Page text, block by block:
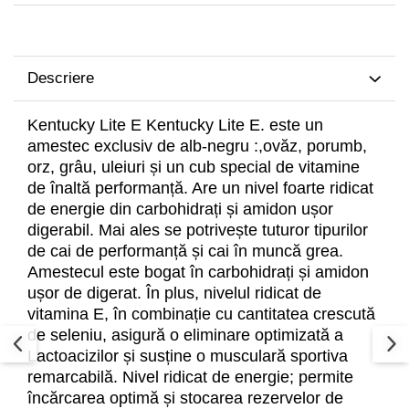
Descriere
Kentucky Lite E Kentucky Lite E. este un
amestec exclusiv de alb-negru :,ovăz, porumb,
orz, grâu, uleiuri și un cub special de vitamine
de înaltă performanță. Are un nivel foarte ridicat
de energie din carbohidrați și amidon ușor
digerabil. Mai ales se potrivește tuturor tipurilor
de cai de performanță și cai în muncă grea.
Amestecul este bogat în carbohidrați și amidon
ușor de digerat. În plus, nivelul ridicat de
vitamina E, în combinație cu cantitatea crescută
de seleniu, asigură o eliminare optimizată a
Lactoacizilor și susține o musculară sportiva
remarcabilă. Nivel ridicat de energie; permite
încărcarea optimă și stocarea rezervelor de